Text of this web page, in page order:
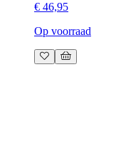
€ 46,95
Op voorraad